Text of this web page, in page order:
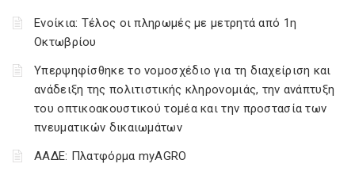
Ενοίκια: Τέλος οι πληρωμές με μετρητά από 1η
Οκτωβρίου
Υπερψηφίσθηκε το νομοσχέδιο για τη διαχείριση και
ανάδειξη της πολιτιστικής κληρονομιάς, την ανάπτυξη
του οπτικοακουστικού τομέα και την προστασία των
πνευματικών δικαιωμάτων
ΑΑΔΕ: Πλατφόρμα myAGRO